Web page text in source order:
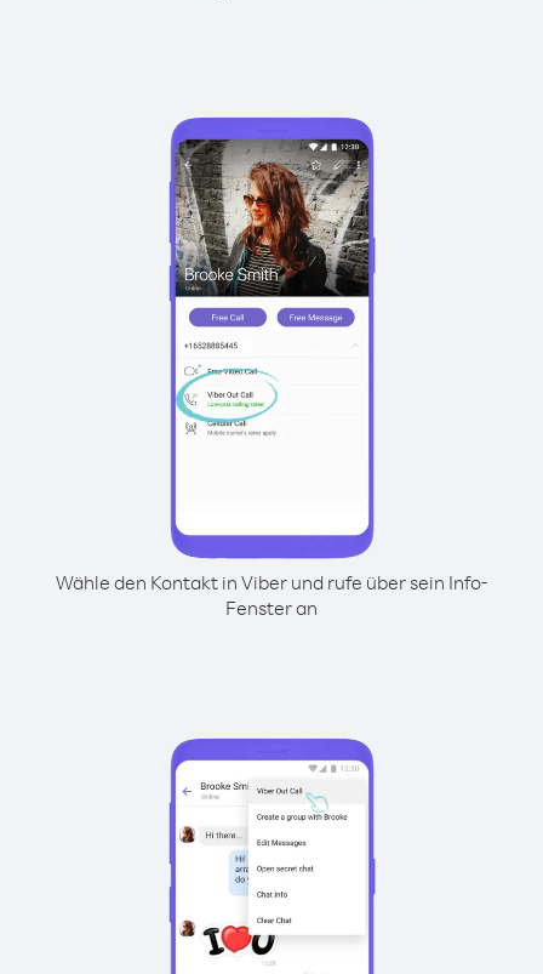
Wähle den Kontakt in Viber und rufe über sein Info-
Fenster an